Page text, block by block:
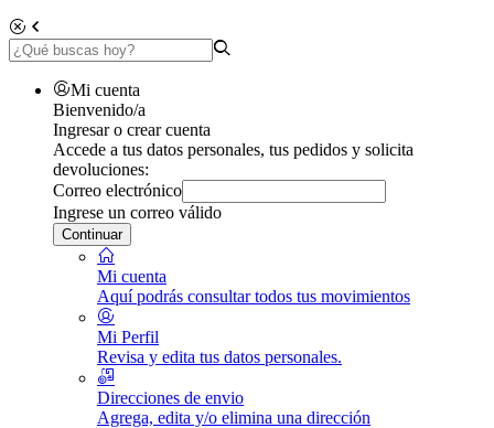
Mi cuenta
Bienvenido/a
Ingresar o crear cuenta
Accede a tus datos personales, tus pedidos y solicita
devoluciones:
Correo electrónico
Ingrese un correo válido
Continuar
Mi cuenta
Aquí podrás consultar todos tus movimientos
Mi Perfil
Revisa y edita tus datos personales.
Direcciones de envio
Agrega, edita y/o elimina una dirección